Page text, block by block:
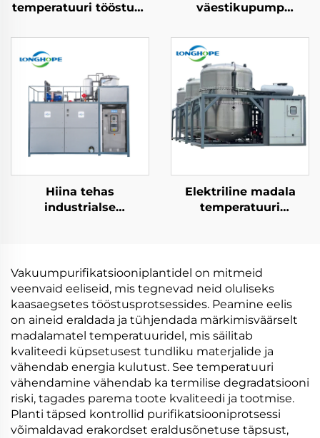
temperatuuri tööstuse
konsentratsioon
kristalliseerimise
varustust
väestikupump
desaalineerimise
evaator
konsentratsioon masin
Hiina tehas
industrialse
elektriline
soojuspumpp
vakuumikristalliseerija
Elektriline madala
temperatuuri
konsentratsiooni
tühjendamiseks
Vakuumpurifikatsiooniplantidel on mitmeid
veenvaid eeliseid, mis tegnevad neid oluliseks
kaasaegsetes tööstusprotsessides. Peamine eelis
on aineid eraldada ja tühjendada märkimisväärselt
madalamatel temperatuuridel, mis säilitab
kvaliteedi küpsetusest tundliku materjalide ja
vähendab energia kulutust. See temperatuuri
vähendamine vähendab ka termilise degradatsiooni
riski, tagades parema toote kvaliteedi ja tootmise.
Planti täpsed kontrollid purifikatsiooniprotsessi
võimaldavad erakordset eraldusõnetuse täpsust,